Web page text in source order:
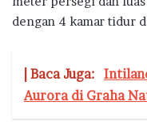
dengan 4 kamar tidur
| Baca Juga:
Aurora di Graha